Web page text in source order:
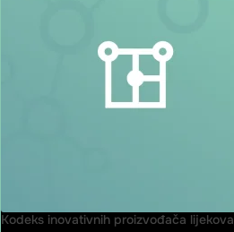
Kodeks inovativnih proizvođača lijekova